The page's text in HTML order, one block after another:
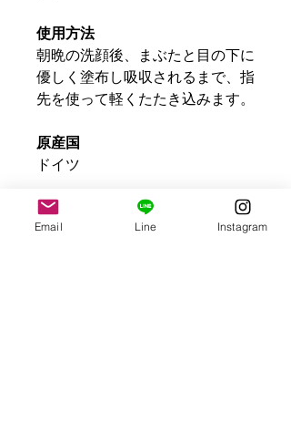
使用方法
朝晩の洗顔後、まぶたと目の下に
優しく塗布し吸収されるまで、指
先を使って軽くたたき込みます。
原産国
ドイツ
容量
15ml
Email Line Instagram